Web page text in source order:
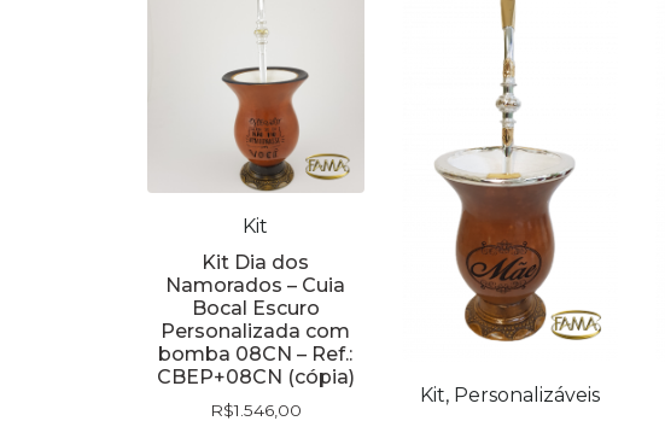
Kit
Kit Dia dos
Namorados – Cuia
Bocal Escuro
Personalizada com
bomba 08CN – Ref.:
CBEP+08CN (cópia)
R$1.546,00
Kit, Personalizáveis